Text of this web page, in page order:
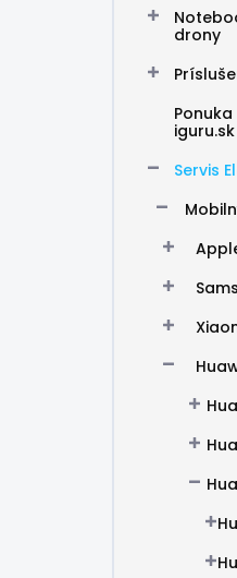
drony
iguru.sk
Servis